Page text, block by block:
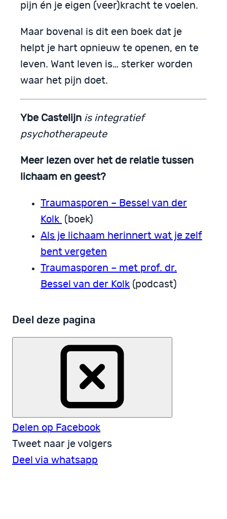
pijn én je eigen (veer)kracht te voelen.
Maar bovenal is dit een boek dat je
helpt je hart opnieuw te openen, en te
leven. Want leven is… sterker worden
waar het pijn doet.
Ybe Castelijn is integratief
psychotherapeute
Meer lezen over het de relatie tussen
lichaam en geest?
Traumasporen – Bessel van der
Kolk (boek)
Als je lichaam herinnert wat je zelf
bent vergeten
Traumasporen – met prof. dr.
Bessel van der Kolk (podcast)
Deel deze pagina
Delen op Facebook
Tweet naar je volgers
Deel via whatsapp